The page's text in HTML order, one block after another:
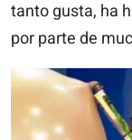
tanto gusta, ha
por parte de